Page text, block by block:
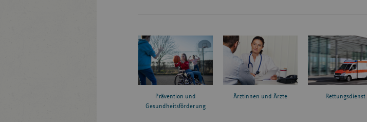
Prävention und
Gesundheitsförderung
Ärztinnen und Ärzte Rettungsdienst